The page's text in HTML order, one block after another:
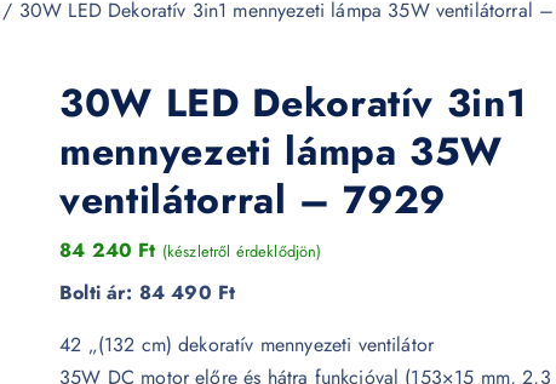
/ 30W LED Dekoratív 3in1 mennyezeti lámpa 35W ventilátorral –
30W LED Dekoratív 3in1
mennyezeti lámpa 35W
ventilátorral – 7929
84 240 Ft (készletről érdeklődjön)
Bolti ár: 84 490 Ft
42 „(132 cm) dekoratív mennyezeti ventilátor
35W DC motor előre és hátra funkcióval (153×15 mm, 2,3